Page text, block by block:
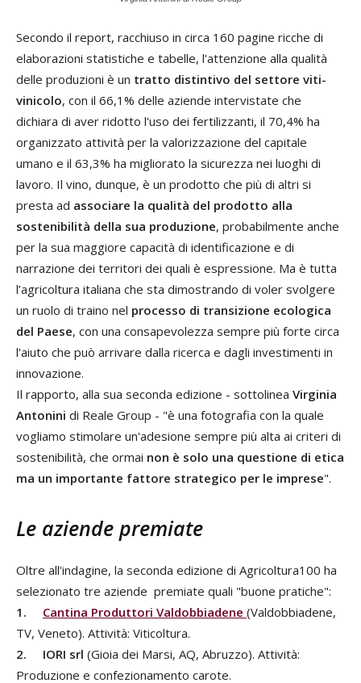
Secondo il report, racchiuso in circa 160 pagine ricche di
elaborazioni statistiche e tabelle, l'attenzione alla qualità
delle produzioni è un tratto distintivo del settore viti-
vinicolo, con il 66,1% delle aziende intervistate che
dichiara di aver ridotto l'uso dei fertilizzanti, il 70,4% ha
organizzato attività per la valorizzazione del capitale
umano e il 63,3% ha migliorato la sicurezza nei luoghi di
lavoro. Il vino, dunque, è un prodotto che più di altri si
presta ad associare la qualità del prodotto alla
sostenibilità della sua produzione, probabilmente anche
per la sua maggiore capacità di identificazione e di
narrazione dei territori dei quali è espressione. Ma è tutta
l’agricoltura italiana che sta dimostrando di voler svolgere
un ruolo di traino nel processo di transizione ecologica
del Paese, con una consapevolezza sempre più forte circa
l'aiuto che può arrivare dalla ricerca e dagli investimenti in
innovazione.
Il rapporto, alla sua seconda edizione - sottolinea Virginia
Antonini di Reale Group - "è una fotografia con la quale
vogliamo stimolare un'adesione sempre più alta ai criteri di
sostenibilità, che ormai non è solo una questione di etica
ma un importante fattore strategico per le imprese".
Le aziende premiate
Oltre all'indagine, la seconda edizione di Agricoltura100 ha
selezionato tre aziende premiate quali "buone pratiche":
1. Cantina Produttori Valdobbiadene (Valdobbiadene,
TV, Veneto). Attività: Viticoltura.
2. IORI srl (Gioia dei Marsi, AQ, Abruzzo). Attività:
Produzione e confezionamento carote.